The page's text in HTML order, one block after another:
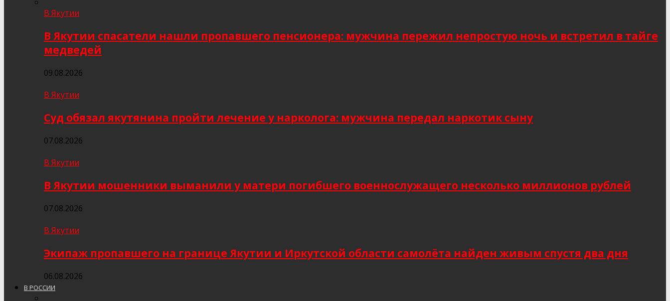
В Якутии
В Якутии спасатели нашли пропавшего пенсионера: мужчина пережил непростую ночь и встретил в тайге
медведей
09.08.2026
В Якутии
Суд обязал якутянина пройти лечение у нарколога: мужчина передал наркотик сыну
07.08.2026
В Якутии
В Якутии мошенники выманили у матери погибшего военнослужащего несколько миллионов рублей
07.08.2026
В Якутии
Экипаж пропавшего на границе Якутии и Иркутской области самолёта найден живым спустя два дня
06.08.2026
В РОССИИ